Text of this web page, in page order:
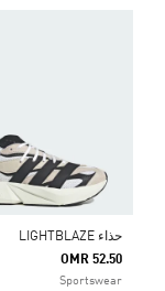
حذاء LIGHTBLAZE
OMR 52.50
Sportswear